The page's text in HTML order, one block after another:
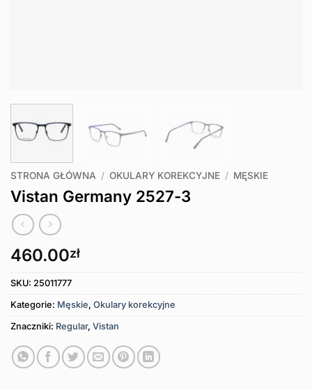
STRONA GŁÓWNA / OKULARY KOREKCYJNE / MĘSKIE
Vistan Germany 2527-3
460.00zł
SKU: 25011777
Kategorie: Męskie, Okulary korekcyjne
Znaczniki: Regular, Vistan